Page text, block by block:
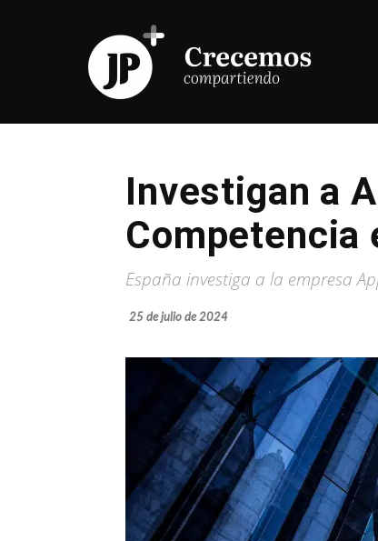
Investigan a
Competencia
España investiga a la empresa
25 de julio de 2024